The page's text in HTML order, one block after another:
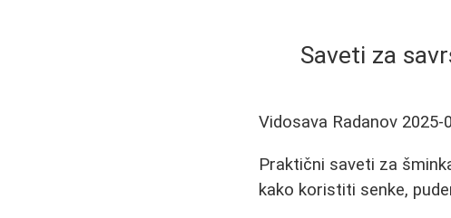
Saveti za
Vidosava Radanov 2025-
Praktični saveti za
kako koristiti senke,